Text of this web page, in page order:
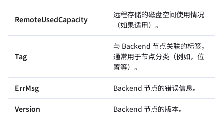
RemoteUsedCapacity
远程存储的磁盘空间使用情况
（如果适用）。
Tag
与 Backend 节点关联的标签，
通常用于节点分类（例如，位
置等）。
ErrMsg Backend 节点的错误信息。
Version Backend 节点的版本。